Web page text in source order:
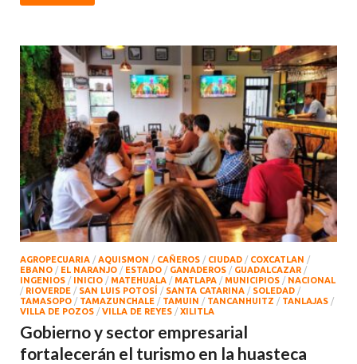
AGROPECUARIA / AQUISMON / CAÑEROS / CIUDAD / COXCATLAN /
EBANO / EL NARANJO / ESTADO / GANADEROS / GUADALCAZAR /
INGENIOS / INICIO / MATEHUALA / MATLAPA / MUNICIPIOS / NACIONAL
/ RIOVERDE / SAN LUIS POTOSÍ / SANTA CATARINA / SOLEDAD /
TAMASOPO / TAMAZUNCHALE / TAMUIN / TANCANHUITZ / TANLAJAS /
VILLA DE POZOS / VILLA DE REYES / XILITLA
Gobierno y sector empresarial
fortalecerán el turismo en la huasteca